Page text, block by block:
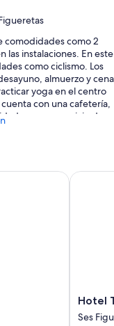
comodidades como 2
las instalaciones. En este
como ciclismo. Los
almuerzo y cena
yoga en el centro
con una cafetería,
como servicio de
y socorrista en las
como la amabilidad del
Hotel
Torre
Hotel
Ses
Hotel